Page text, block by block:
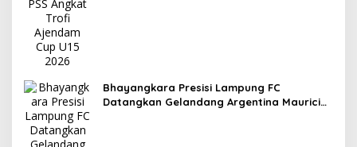
Bhayangkara Presisi Lampung FC
Datangkan Gelandang Argentina Mauricio